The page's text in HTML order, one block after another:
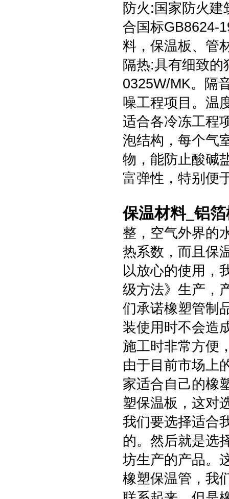
防火:国家防火
合国标GB8624-
料，保温板、管
隔热:具有细致
0325W/MK。隔
噪工程项目。温
适合各冷冻工程
泡结构，每个气
物，能防止酸碱
富弹性，特别便
保温材料_铝
整，空气外界的
热系数，而且保
以放心的使用，
级方法》生产，
们承诺橡塑管制
装使用时不会造
施工时非常方便
由于目前市场上
家适合自己的橡
塑保温板，这对
我们要选择适合
的。然后就是选
坊生产的产品。
橡塑保温管，我